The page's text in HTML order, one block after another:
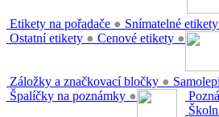
Etikety na pořadače ● Snímatelné etikety
Ostatní etikety ● Cenové etikety ●
Záložky a značkovací bločky ●
Špalíčky na poznámky ●